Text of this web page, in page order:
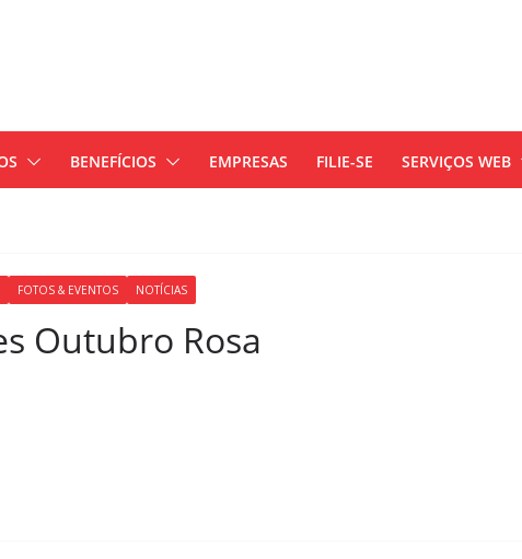
BENEFÍCIOS EMPRESAS FILIE-SE SERVIÇOS WEB
FOTOS & EVENTOS NOTÍCIAS
Outubro Rosa